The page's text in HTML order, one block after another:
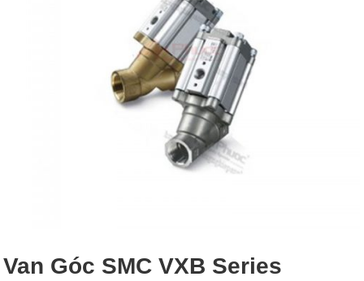
Van Góc SMC VXB Series